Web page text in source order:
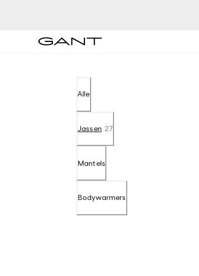
Alle
Jassen 27
Mantels
Bodywarmers